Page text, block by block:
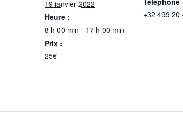
19 janvier 2022
Heure :
8 h 00 min - 17 h 00 min
Prix :
25€
+32 499 20